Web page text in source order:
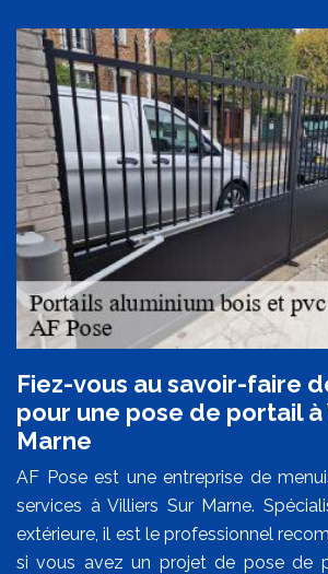
Fiez-vous au savoir-faire
pour une pose de portail à
Marne
AF Pose est une entreprise de
services à Villiers Sur Marne.
extérieure, il est le professionnel
si vous avez un projet de pose de